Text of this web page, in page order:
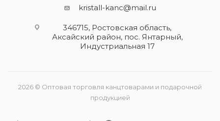
kristall-kanc@mail.ru
346715, Ростовская область​,
Аксайский район, пос. Янтарный,
Индустриальная 17
2026 © Оптовая торговля канцтоварами и подарочной
продукцией